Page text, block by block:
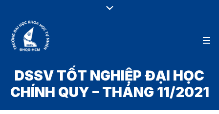
DSSV TỐT NGHIỆP ĐẠI HỌC
CHÍNH QUY – THÁNG 11/2021